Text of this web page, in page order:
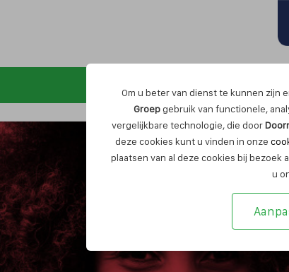
Om u beter van dienst te kunnen zijn
Groepgebruik van functionele,
vergelijkbare technologie, die door
deze cookies kunt u vinden in onze
plaatsen van al deze cookies bij bezoek
u